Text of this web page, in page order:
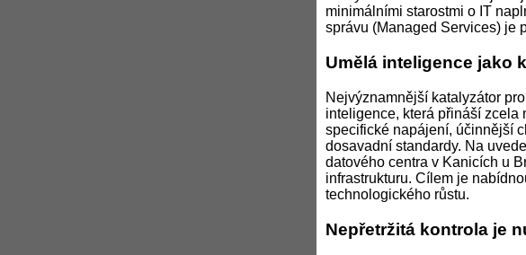
minimálními starostmi o IT
správu (Managed Services) je
Umělá inteligence jako
Nejvýznamnější katalyzátor
inteligence, která přináší zcela
specifické napájení, účinnější
dosavadní standardy. Na
datového centra v Kanicích u
infrastrukturu. Cílem je
technologického růstu.
Nepřetržitá kontrola je